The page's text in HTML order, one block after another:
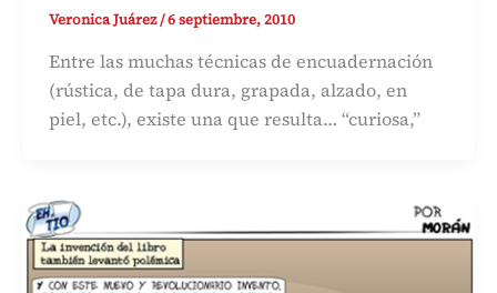
Veronica Juárez/6 septiembre, 2010
Entre las muchas técnicas de encuadernación
(rústica, de tapa dura, grapada, alzado, en
piel, etc.), existe una que resulta… “curiosa,”